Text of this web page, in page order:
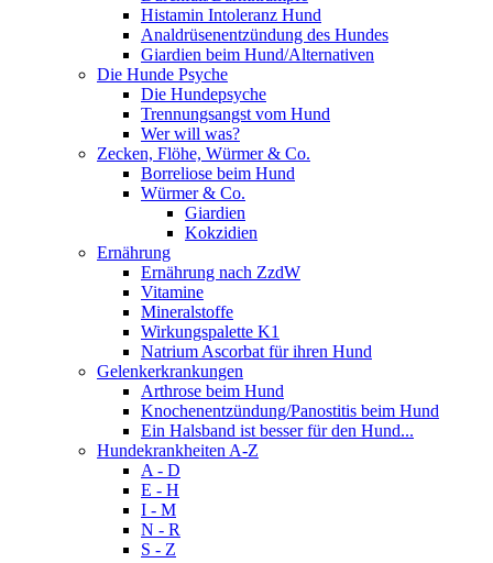
Histamin Intoleranz Hund
Analdrüsenentzündung des Hundes
Giardien beim Hund/Alternativen
Die Hunde Psyche
Die Hundepsyche
Trennungsangst vom Hund
Wer will was?
Zecken, Flöhe, Würmer & Co.
Borreliose beim Hund
Würmer & Co.
Giardien
Kokzidien
Ernährung
Ernährung nach ZzdW
Vitamine
Mineralstoffe
Wirkungspalette K1
Natrium Ascorbat für ihren Hund
Gelenkerkrankungen
Arthrose beim Hund
Knochenentzündung/Panostitis beim Hund
Ein Halsband ist besser für den Hund...
Hundekrankheiten A-Z
A - D
E - H
I - M
N - R
S - Z